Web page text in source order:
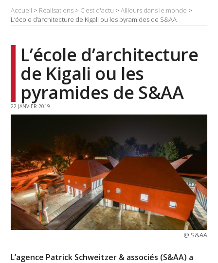
Accueil > Réalisations > C'est d'actu >Ailleurs dans le monde >
L’école d’architecture de Kigali ou les pyramides de S&AA
L’école d’architecture
de Kigali ou les
pyramides de S&AA
22 JANVIER 2019
@ S&AA
L’agence Patrick Schweitzer & associés (S&AA) a